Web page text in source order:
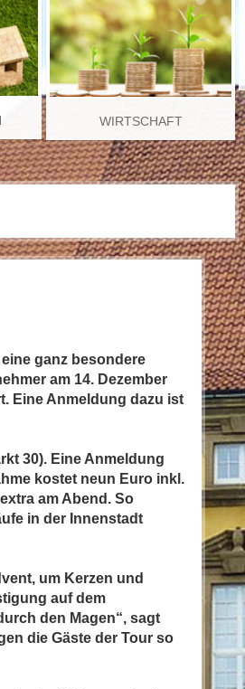
WIRTSCHAFT
ganz besondere
am 14. Dezember
Eine Anmeldung dazu ist
30). Eine Anmeldung
kostet neun Euro inkl.
am Abend. So
in der Innenstadt
um Kerzen und
auf dem
den Magen“, sagt
die Gäste der Tour so